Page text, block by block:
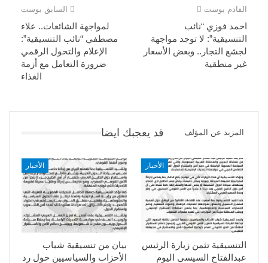
السابق بوست
لمواجهة الشائعات.. علاء
مصطفي “نائب التنسيقية”:
الإعلام والتحول الرقمي
ضرورة التعامل مع أزمة
الغذاء
القادم بوست
احمد فوزي “نائب
التنسيقية”: لا توجد مواجهة
لجشع التجار.. وبعض الأسعار
غير منطقية
قد يعجبك ايضا المزيد عن المؤلف
الأخبار
بيان من تنسيقية شباب
الأحزاب والسياسيين حول رد
الأخبار
التنسيقية تثمن زيارة الرئيس
عبدالفتاح السيسى اليوم